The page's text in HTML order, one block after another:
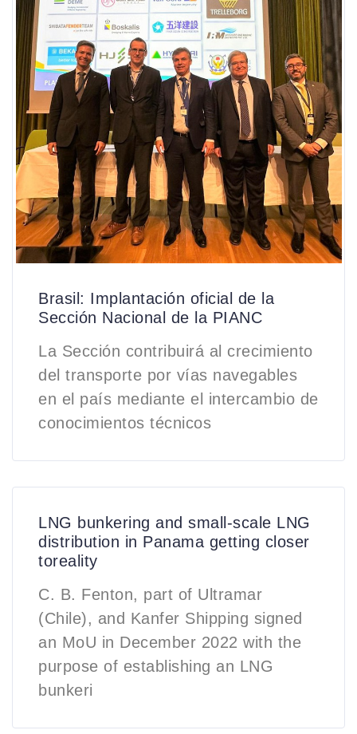
Brasil: Implantación oficial de la
Sección Nacional de la PIANC
La Sección contribuirá al crecimiento
del transporte por vías navegables
en el país mediante el intercambio de
conocimientos técnicos
LNG bunkering and small-scale LNG
distribution in Panama getting closer
toreality
C. B. Fenton, part of Ultramar
(Chile), and Kanfer Shipping signed
an MoU in December 2022 with the
purpose of establishing an LNG
bunkeri